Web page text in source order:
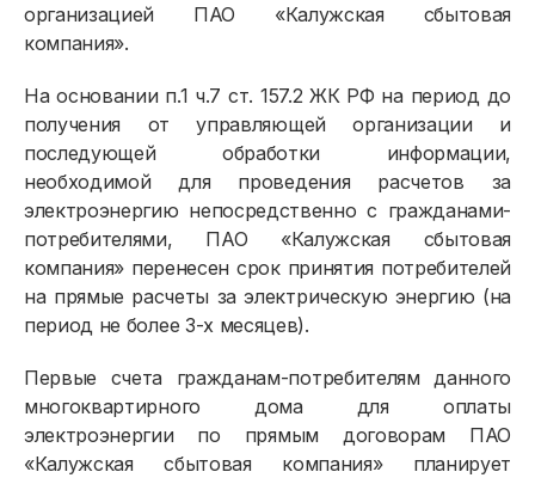
организацией ПАО «Калужская сбытовая
компания».
На основании п.1 ч.7 ст. 157.2 ЖК РФ на период до
получения от управляющей организации и
последующей обработки информации,
необходимой для проведения расчетов за
электроэнергию непосредственно с гражданами-
потребителями, ПАО «Калужская сбытовая
компания» перенесен срок принятия потребителей
на прямые расчеты за электрическую энергию (на
период не более 3-х месяцев).
Первые счета гражданам-потребителям данного
многоквартирного дома для оплаты
электроэнергии по прямым договорам ПАО
«Калужская сбытовая компания» планирует